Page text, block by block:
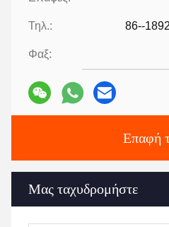
Τηλ.: 86--
Φαξ:
Επαφή
Μας ταχυδρομήστε